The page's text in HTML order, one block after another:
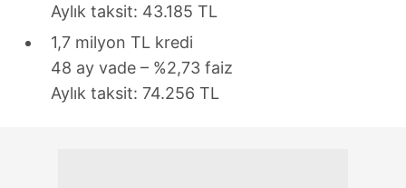
Aylık taksit: 43.185 TL
1,7 milyon TL kredi
48 ay vade – %2,73 faiz
Aylık taksit: 74.256 TL